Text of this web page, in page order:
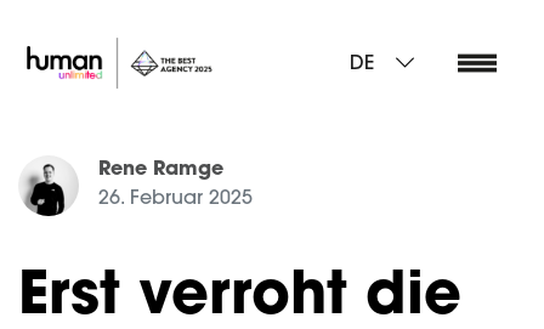
DE
Rene Ramge
26. Februar 2025
Erst verroht die